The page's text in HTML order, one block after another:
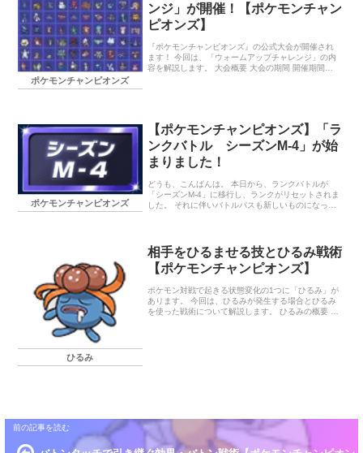
ポケモンチャンピオンズ
ンジ」が開催！【ポケモンチャン
ピオンズ】
『ポケモンチャンピオンズ』の公式大会が開催され
ます！ 今回は、「ウォームアップチャレンジ」の内
容を解説します。 大会概要 大会の期間 開催期間
ポケモンチャンピオンズ
【ポケモンチャンピオンズ】「ラ
ンクバトル シーズンM-4」が始
まりました！
どうも、こんばんは。 本日から、ランクバトルが
「シーズンM-4」に移行し、ランクがリセットされま
した。 それに伴いバトルパスも新しいものになって
ころでした。 あと、オーロンゲもスカウトで全然出
てくれないので困っています。 今シーズンは、ジュ
カインゲットのためにも頑張ろうかと思います。 終
2026：グローバル」で忙しいので、本格的に頑張る
のは来週末からになりそうです。 ランキング参加中
ポケモン ラン…
ひるみ
相手をひるませる技とひるみ戦術
【ポケモンチャンピオンズ】
ポケモン対戦で起きる状態変化の1つに「ひるみ」が
あります。 今回は、ひるみが発生する場合とひるみ
を使った戦術について解説します。 ひるみの概要 ひ